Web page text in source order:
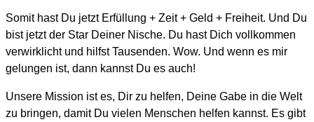
Somit hast Du jetzt Erfüllung + Zeit + Geld + Freiheit. Und Du
bist jetzt der Star Deiner Nische. Du hast Dich vollkommen
verwirklicht und hilfst Tausenden. Wow. Und wenn es mir
gelungen ist, dann kannst Du es auch!
Unsere Mission ist es, Dir zu helfen, Deine Gabe in die Welt
zu bringen, damit Du vielen Menschen helfen kannst. Es gibt